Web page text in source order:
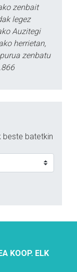
zenbait
legez
Auzitegi
herrietan,
zenbatu
beste batetkin
KOOP. ELK